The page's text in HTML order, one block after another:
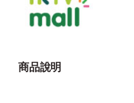
商品說明